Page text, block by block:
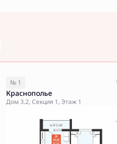
№ 1
Краснополье
Дом 3.2, Секция 1, Этаж 1